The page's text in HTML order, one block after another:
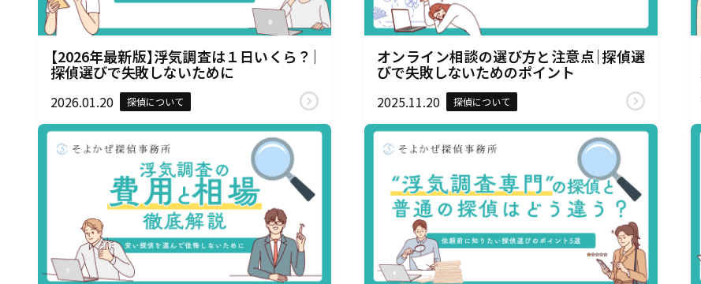
2026.01.20 探偵について
【2026年最新版】浮気調査は１日いくら？｜
探偵選びで失敗しないために
2025.11.20 探偵について
オンライン相談の選び方と注意点｜探偵選
びで失敗しないためのポイント